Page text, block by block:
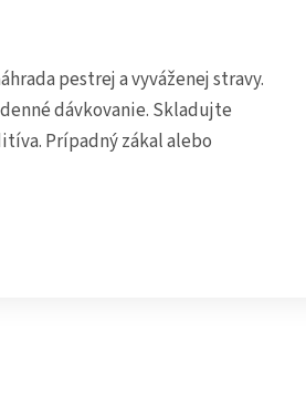
pestrej a vyváženej stravy.
dávkovanie. Skladujte
Prípadný zákal alebo